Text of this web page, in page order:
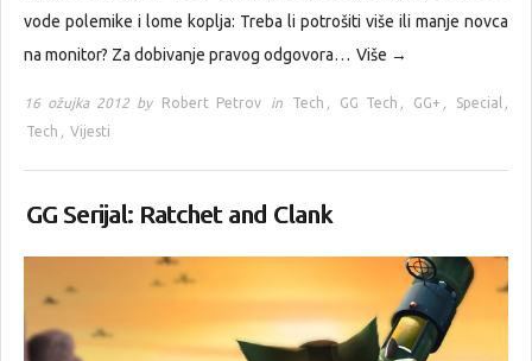
vode polemike i lome koplja: Treba li potrošiti više ili manje novca
na monitor? Za dobivanje pravog odgovora… Više →
16 ožujka 2012 by Robert Petrov in Tech , GG Tech , GG+ , Special ,
Tech , Vijesti
GG Serijal: Ratchet and Clank